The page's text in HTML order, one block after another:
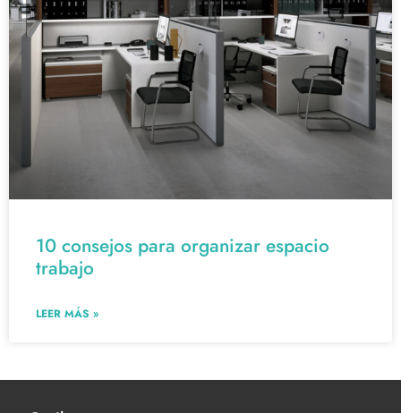
10 consejos para organizar espacio
trabajo
LEER MÁS »